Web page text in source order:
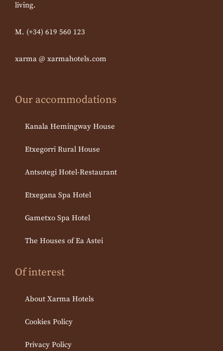
living.
M. (+34) 619 560 123
xarma @ xarmahotels.com
Our accommodations
Kanala Hemingway House
Etxegorri Rural House
Antsotegi Hotel-Restaurant
Etxegana Spa Hotel
Gametxo Spa Hotel
The Houses of Ea Astei
Of interest
About Xarma Hotels
Cookies Policy
Privacy Policy